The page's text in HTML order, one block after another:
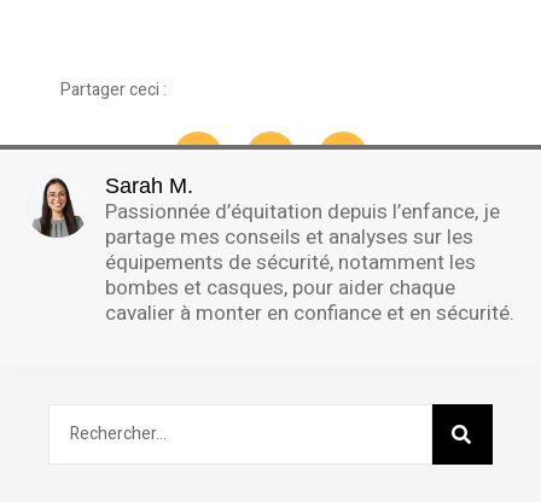
Partager ceci :
Sarah M.
Passionnée d’équitation depuis l’enfance, je
partage mes conseils et analyses sur les
équipements de sécurité, notamment les
bombes et casques, pour aider chaque
cavalier à monter en confiance et en sécurité.